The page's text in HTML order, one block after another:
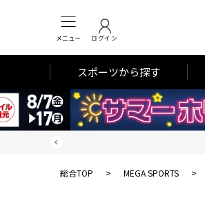
メニュー ログイン
スポーツから探す
総合TOP > MEGA SPORTS >